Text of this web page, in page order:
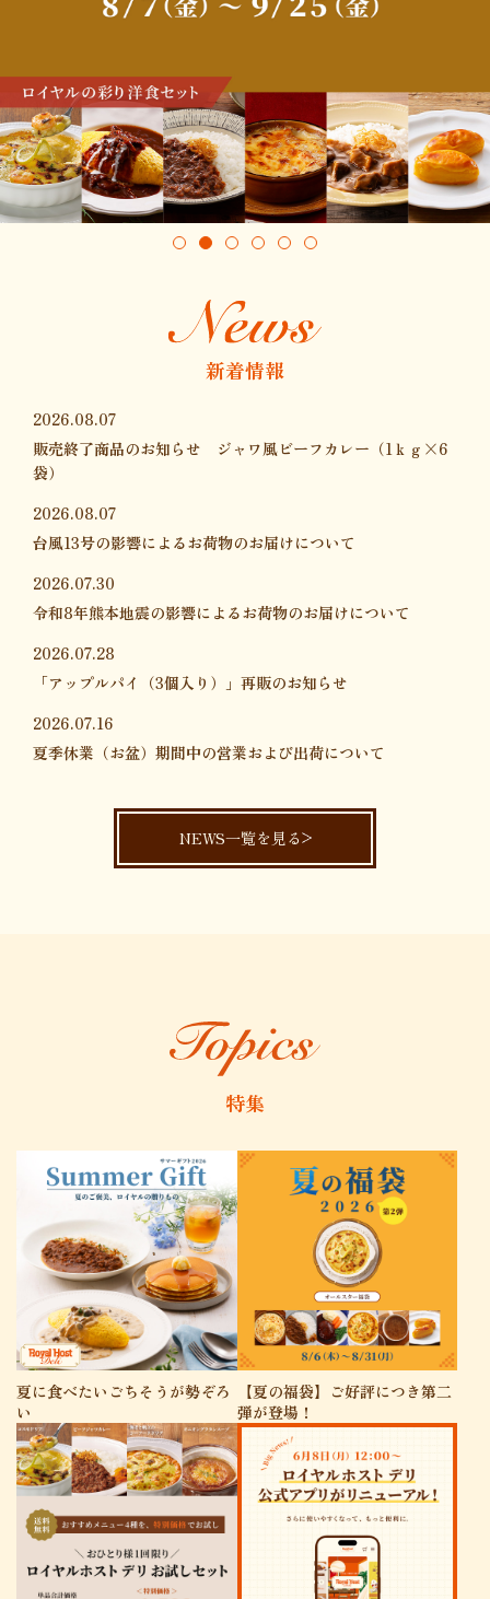
新着情報
2026.08.07
販売終了商品のお知らせ ジャワ風ビーフカレー（1ｋｇ×6
袋）
2026.08.07
台風13号の影響によるお荷物のお届けについて
2026.07.30
令和8年熊本地震の影響によるお荷物のお届けについて
2026.07.28
「アップルパイ（3個入り）」再販のお知らせ
2026.07.16
夏季休業（お盆）期間中の営業および出荷について
NEWS一覧を見る
特集
夏に食べたいごちそうが勢ぞろ
い
【夏の福袋】ご好評につき第二
弾が登場！